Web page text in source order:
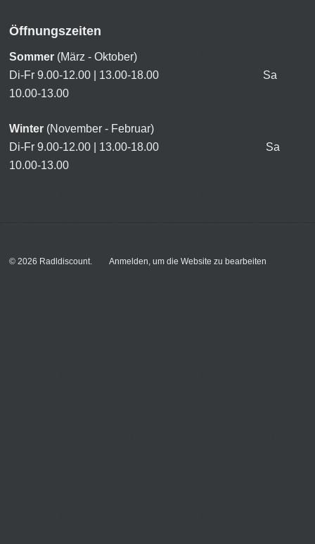
Öffnungszeiten
Sommer (März - Oktober)
Di-Fr 9.00-12.00 | 13.00-18.00 Sa
10.00-13.00
Winter (November - Februar)
Di-Fr 9.00-12.00 | 13.00-18.00 Sa
10.00-13.00
© 2026 Radldiscount. Anmelden, um die Website zu bearbeiten